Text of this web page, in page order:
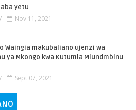
yetu
Nov 11, 2021
Waingia makubaliano ujenzi wa
ya Mkongo kwa Kutumia Miundmbinu
Sept 07, 2021